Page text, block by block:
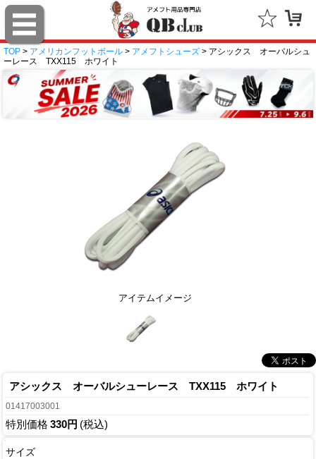
TOP > アメリカンフットボール > アメフトシューズ > アシックス オーバルシュ
ーレース TXX115 ホワイト
アイテムイメージ
アシックス オーバルシューレース TXX115 ホワイト
01417003001
特別価格 330円 (税込)
サイズ